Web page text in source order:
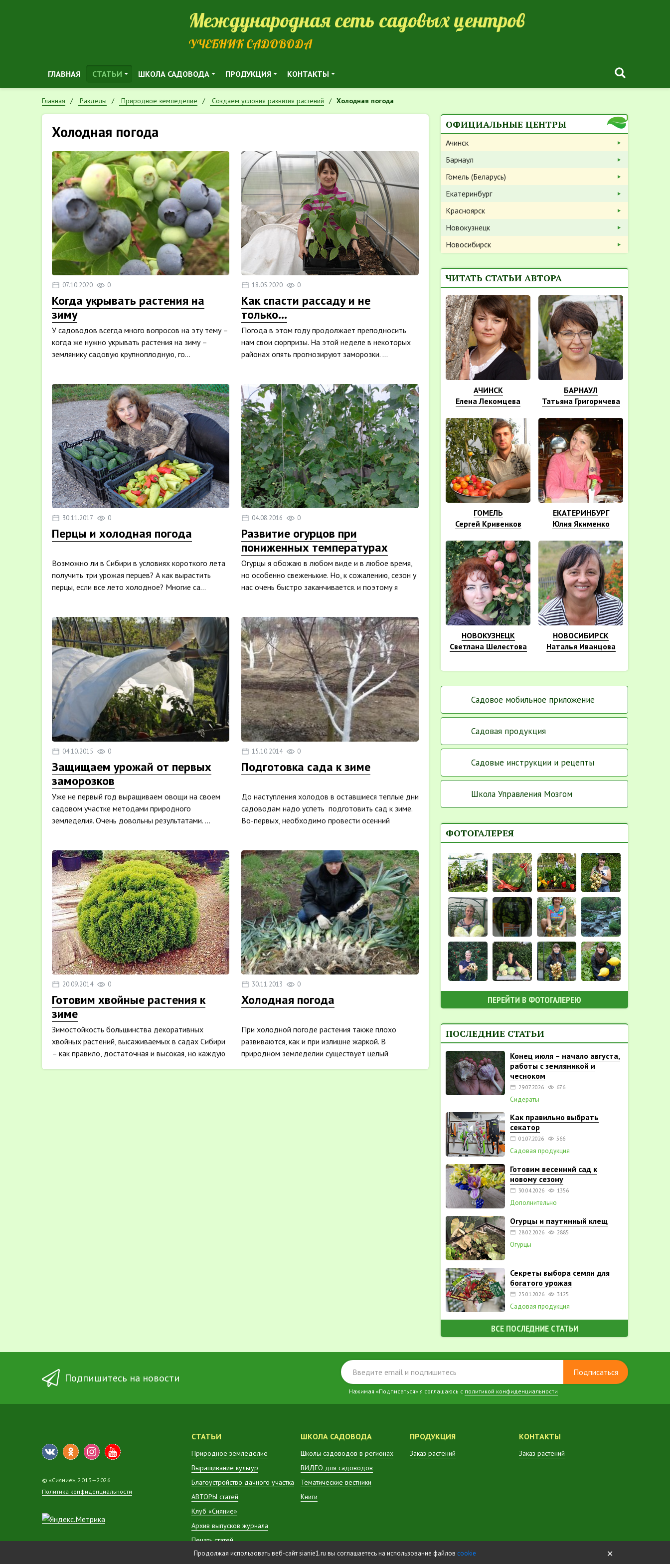
Международная сеть садовых центров
УЧЕБНИК САДОВОДА
ГЛАВНАЯ СТАТЬИ ШКОЛА САДОВОДА ПРОДУКЦИЯ КОНТАКТЫ
Главная Разделы Природное земледелие Cоздаем условия развития растений Холодная погода
Холодная погода
07.10.2020 0
Когда укрывать растения на
зиму
У садоводов всегда много вопросов на эту тему –
когда же нужно укрывать растения на зиму –
землянику садовую крупноплодную, го...
18.05.2020 0
Как спасти рассаду и не
только…
Погода в этом году продолжает преподносить
нам свои сюрпризы. На этой неделе в некоторых
районах опять прогнозируют заморозки. ...
30.11.2017 0
Перцы и холодная погода
Возможно ли в Сибири в условиях короткого лета
получить три урожая перцев? А как вырастить
перцы, если все лето холодное? Многие са...
04.08.2016 0
Развитие огурцов при
пониженных температурах
Огурцы я обожаю в любом виде и в любое время,
но особенно свеженькие. Но, к сожалению, сезон у
нас очень быстро заканчивается. и поэтому я
04.10.2015 0
Защищаем урожай от первых
заморозков
Уже не первый год выращиваем овощи на своем
садовом участке методами природного
земледелия. Очень довольны результатами. ...
15.10.2014 0
Подготовка сада к зиме
До наступления холодов в оставшиеся теплые дни
садоводам надо успеть подготовить сад к зиме.
Во-первых, необходимо провести осенний
20.09.2014 0
Готовим хвойные растения к
зиме
Зимостойкость большинства декоративных
хвойных растений, высаживаемых в садах Сибири
– как правило, достаточная и высокая, но каждую
30.11.2013 0
Холодная погода
При холодной погоде растения также плохо
развиваются, как и при излишне жаркой. В
природном земледелии существует целый
ОФИЦИАЛЬНЫЕ ЦЕНТРЫ
Ачинск
Барнаул
Гомель (Беларусь)
Екатеринбург
Красноярск
Новокузнецк
Новосибирск
ЧИТАТЬ СТАТЬИ АВТОРА
АЧИНСК
Елена Лекомцева
БАРНАУЛ
Татьяна Григоричева
ГОМЕЛЬ
Сергей Кривенков
ЕКАТЕРИНБУРГ
Юлия Якименко
НОВОКУЗНЕЦК
Светлана Шелестова
НОВОСИБИРСК
Наталья Иванцова
Садовое мобильное приложение
Садовая продукция
Садовые инструкции и рецепты
Школа Управления Мозгом
ФОТОГАЛЕРЕЯ
ПЕРЕЙТИ В ФОТОГАЛЕРЕЮ
ПОСЛЕДНИЕ СТАТЬИ
Конец июля – начало августа,
работы с земляникой и
чесноком
29.07.2026 676
Сидераты
Как правильно выбрать
секатор
01.07.2026 566
Садовая продукция
Готовим весенний сад к
новому сезону
30.04.2026 1356
Дополнительно
Огурцы и паутинный клещ
28.02.2026 2885
Огурцы
Секреты выбора семян для
богатого урожая
25.01.2026 3125
Садовая продукция
ВСЕ ПОСЛЕДНИЕ СТАТЬИ
Подпишитесь на новости Подписаться
Нажимая «Подписаться» я соглашаюсь с политикой конфиденциальности
© «Сияние», 2013—2026
Политика конфиденциальности
СТАТЬИ
Природное земледелие
Выращивание культур
Благоустройство дачного участка
АВТОРЫ статей
Клуб «Сияние»
Архив выпусков журнала
Печать статей
ШКОЛА САДОВОДА
Школы садоводов в регионах
ВИДЕО для садоводов
Тематические вестники
Книги
ПРОДУКЦИЯ
Заказ растений
КОНТАКТЫ
Заказ растений
✕
Продолжая использовать веб-сайт sianie1.ru вы соглашаетесь на использование файлов cookie